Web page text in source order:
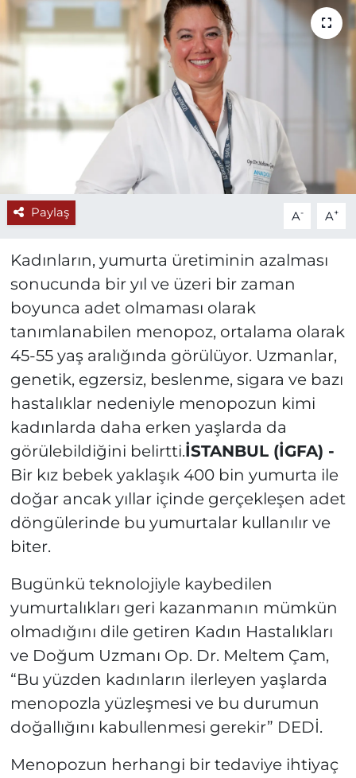
Paylaş A- A+
Kadınların, yumurta üretiminin azalması
sonucunda bir yıl ve üzeri bir zaman
boyunca adet olmaması olarak
tanımlanabilen menopoz, ortalama olarak
45-55 yaş aralığında görülüyor. Uzmanlar,
genetik, egzersiz, beslenme, sigara ve bazı
hastalıklar nedeniyle menopozun kimi
kadınlarda daha erken yaşlarda da
görülebildiğini belirtti.İSTANBUL (İGFA) -
Bir kız bebek yaklaşık 400 bin yumurta ile
doğar ancak yıllar içinde gerçekleşen adet
döngülerinde bu yumurtalar kullanılır ve
biter.
Bugünkü teknolojiyle kaybedilen
yumurtalıkları geri kazanmanın mümkün
olmadığını dile getiren Kadın Hastalıkları
ve Doğum Uzmanı Op. Dr. Meltem Çam,
“Bu yüzden kadınların ilerleyen yaşlarda
menopozla yüzleşmesi ve bu durumun
doğallığını kabullenmesi gerekir” DEDİ.
Menopozun herhangi bir tedaviye ihtiyaç